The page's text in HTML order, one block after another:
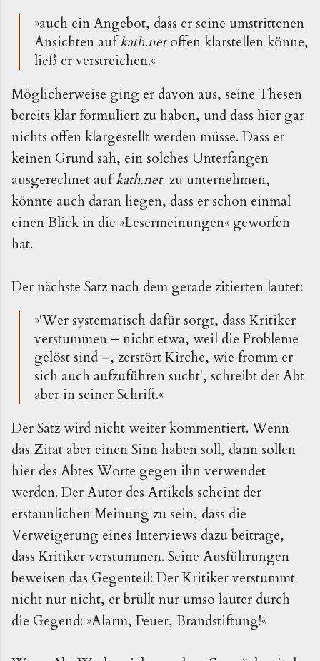
»auch ein Angebot, dass er seine umstrittenen
Ansichten aufkath.netoffen klarstellen könne,
ließ er verstreichen.«
Möglicherweise ging er davon aus, seine Thesen
bereits klar formuliert zu haben, und dass hier gar
nichts offen klargestellt werden müsse. Dass er
keinen Grund sah, ein solches Unterfangen
ausgerechnet aufkath.netzu unternehmen,
könnte auch daran liegen, dass er schon einmal
einen Blick in die »Lesermeinungen« geworfen
hat.
Der nächste Satz nach dem gerade zitierten lautet:
»'Wer systematisch dafür sorgt, dass Kritiker
verstummen – nicht etwa, weil die Probleme
gelöst sind –, zerstört Kirche, wie fromm er
sich auch aufzuführen sucht', schreibt der Abt
aber in seiner Schrift.«
Der Satz wird nicht weiter kommentiert. Wenn
das Zitat aber einen Sinn haben soll, dann sollen
hier des Abtes Worte gegen ihn verwendet
werden. Der Autor des Artikels scheint der
erstaunlichen Meinung zu sein, dass die
Verweigerung eines Interviews dazu beitrage,
dass Kritiker verstummen. Seine Ausführungen
beweisen das Gegenteil: Der Kritiker verstummt
nicht nur nicht, er brüllt nur umso lauter durch
die Gegend: »Alarm, Feuer, Brandstiftung!«